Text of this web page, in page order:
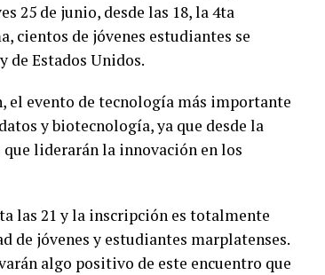
25 de junio, desde las 18, la 4ta
cientos de jóvenes estudiantes se
de Estados Unidos.
el evento de tecnología más importante
y biotecnología, ya que desde la
liderarán la innovación en los
las 21 y la inscripción es totalmente
jóvenes y estudiantes marplatenses.
algo positivo de este encuentro que